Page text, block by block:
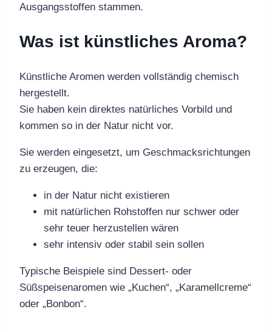
Ausgangsstoffen stammen.
Was ist künstliches Aroma?
Künstliche Aromen werden vollständig chemisch
hergestellt.
Sie haben kein direktes natürliches Vorbild und
kommen so in der Natur nicht vor.
Sie werden eingesetzt, um Geschmacksrichtungen
zu erzeugen, die:
in der Natur nicht existieren
mit natürlichen Rohstoffen nur schwer oder
sehr teuer herzustellen wären
sehr intensiv oder stabil sein sollen
Typische Beispiele sind Dessert- oder
Süßspeisenaromen wie „Kuchen“, „Karamellcreme“
oder „Bonbon“.